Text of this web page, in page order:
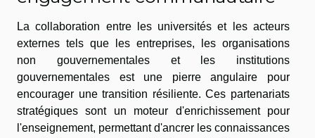
La collaboration entre les universités et les acteurs
externes tels que les entreprises, les organisations
non gouvernementales et les institutions
gouvernementales est une pierre angulaire pour
encourager une transition résiliente. Ces partenariats
stratégiques sont un moteur d'enrichissement pour
l'enseignement, permettant d'ancrer les connaissances